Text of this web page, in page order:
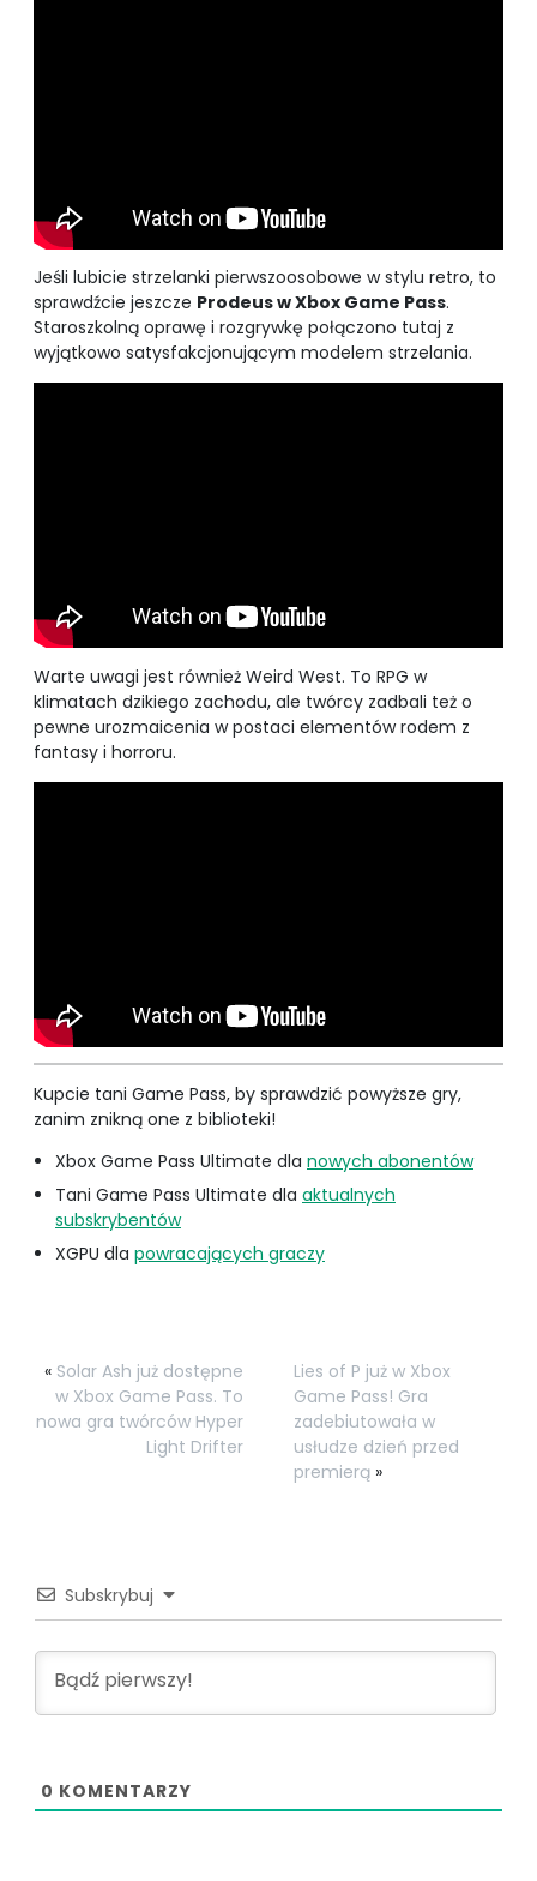
Jeśli lubicie strzelanki pierwszoosobowe w stylu retro, to
sprawdźcie jeszcze Prodeus w Xbox Game Pass.
Staroszkolną oprawę i rozgrywkę połączono tutaj z
wyjątkowo satysfakcjonującym modelem strzelania.
Warte uwagi jest również Weird West. To RPG w
klimatach dzikiego zachodu, ale twórcy zadbali też o
pewne urozmaicenia w postaci elementów rodem z
fantasy i horroru.
Kupcie tani Game Pass, by sprawdzić powyższe gry,
zanim znikną one z biblioteki!
Xbox Game Pass Ultimate dla nowych abonentów
Tani Game Pass Ultimate dla aktualnych
subskrybentów
XGPU dla powracających graczy
« Solar Ash już dostępne
w Xbox Game Pass. To
nowa gra twórców Hyper
Light Drifter
Lies of P już w Xbox
Game Pass! Gra
zadebiutowała w
usłudze dzień przed
premierą »
Subskrybuj
0 KOMENTARZY